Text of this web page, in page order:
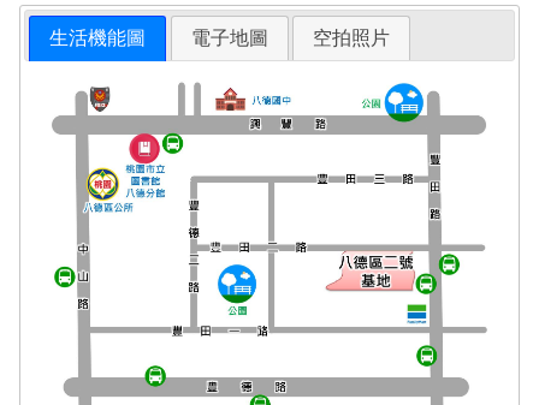
生活機能圖 電子地圖 空拍照片